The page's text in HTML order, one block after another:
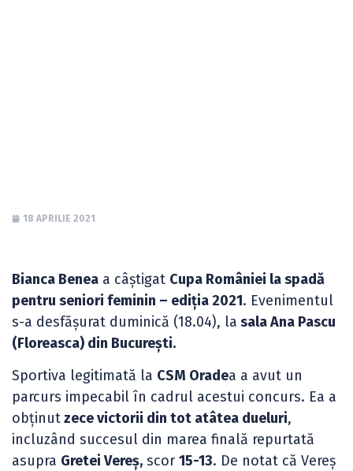
18 APRILIE 2021
Bianca Benea a câștigat Cupa României la spadă
pentru seniori feminin – ediția 2021. Evenimentul
s-a desfășurat duminică (18.04), la sala Ana Pascu
(Floreasca) din București.
Sportiva legitimată la CSM Oradea a avut un
parcurs impecabil în cadrul acestui concurs. Ea a
obținutzece victorii din tot atâtea dueluri,
incluzând succesul din marea finală repurtată
asupra Gretei Vereș, scor 15-13. De notat că Vereș